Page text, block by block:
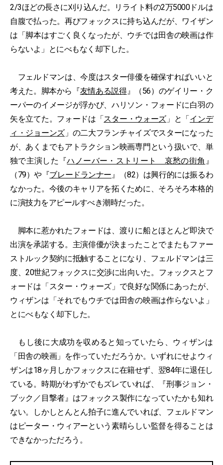
2/3ほどの長さに刈り込んだ。リライト料の2万5000ドルは
自腹で払った。再びフォックスに持ち込んだが、ワイザン
は「脚本はすごく良くなったが、ウチでは田舎の映画は作
らないよ」とにべもなく却下した。
フェルドマンは、今度はスター俳優を確保すればいいと
考えた。脚本から『友情ある説得』（56）のゲイリー・ク
ーパーのイメージが浮かび、ハリソン・フォードに白羽の
矢を立てた。フォードは「スター・ウォーズ 」と「インデ
ィ・ジョーンズ」の二大フランチャイズでスターになった
が、あくまでもアトラクション映画専門という扱いで、単
独で主演した『ハノーバー・ストリート 哀愁の街角 』
（79）や『ブレードランナー 』（82）は興行的には振るわ
なかった。今後のキャリアを拓くために、そろそろ本格的
に演技力をアピールすべき潮時だった。
脚本に惹かれたフォードは、渡りに船とほとんど即決で
出演を承諾する。主演俳優が決まったことでまたもファー
ストルック契約に抵触することになり、フェルドマンは三
度、20世紀フォックスに交渉に出向いた。フォックスとフ
ォードは「スター・ウォーズ」で良好な関係にあったが、
ウィザンは「それでもウチでは田舎の映画は作らないよ」
とにべもなく却下した。
もし後に大成功を収めると知っていたら、ウィザンは
「田舎の映画」を作っていただろうか。いずれにせよウィ
ザンは18ヶ月しかフォックスに在籍せず、翌84年に退任し
ている。時期がわずかでもズレていれば、『刑事ジョン・
ブック／目撃者』はフォックス製作になっていたかも知れ
ない。しかしとんとん拍子に進んでいれば、フェルドマン
はピーター・ウィアーという素晴らしい監督を得ることは
できなかっただろう。